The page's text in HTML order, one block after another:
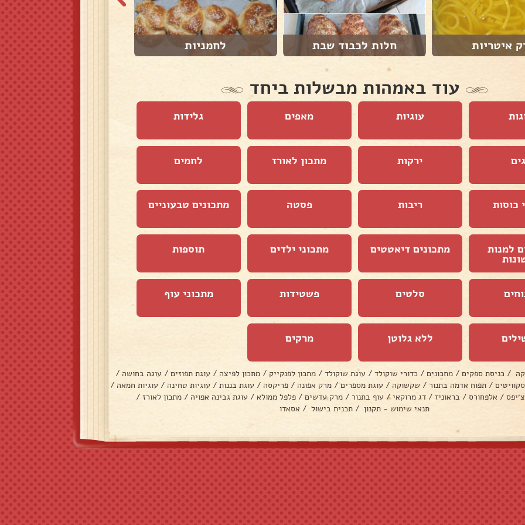
איטריות חלות לכבוד שבת לחמניות
עוד באמהות מבשלות ביחד
עוגיות מאפים גלידות
ירקות מתכון לאורז לחמים
כוסות ריבות פסטה מתכונים טבעוניים
למנות מתכונים דיאטטים מתכוני ילדים תוספות
סלטים פשטידות מתכוני עוף
ללא גלוטן מרקים
/ כניסת ספקים / מתכונים / כדורי שוקולד / עוגת שוקולד / מתכון לפנקייק / מתכון לפיצה / עוגת תפוזים / עוגה בחושה /
/ תפוח אדמה בתנור / שקשוקה / עוגת מספרים / מרק אפונה / פריקסה / עוגת בננות / עוגיות טחינה / עוגיות חמאה /
/ אלפחורס / בראוניז / דג מרוקאי/ עוף בתנור / מרק עדשים / פלפל ממולא / עוגת גבינה אפויה / מתכון לאורז /
תנאי שימוש - תקנון / תכנית בישול / אסאדו